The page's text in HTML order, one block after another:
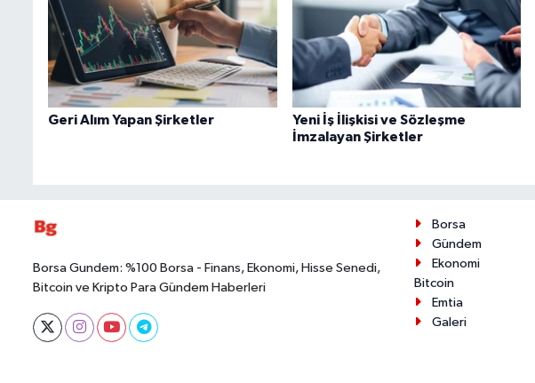
Geri Alım Yapan Şirketler
Yeni İş İlişkisi ve Sözleşme
İmzalayan Şirketler
Borsa Gundem: %100 Borsa - Finans, Ekonomi, Hisse Senedi,
Bitcoin ve Kripto Para Gündem Haberleri
Borsa
Gündem
Ekonomi
Bitcoin
Emtia
Galeri